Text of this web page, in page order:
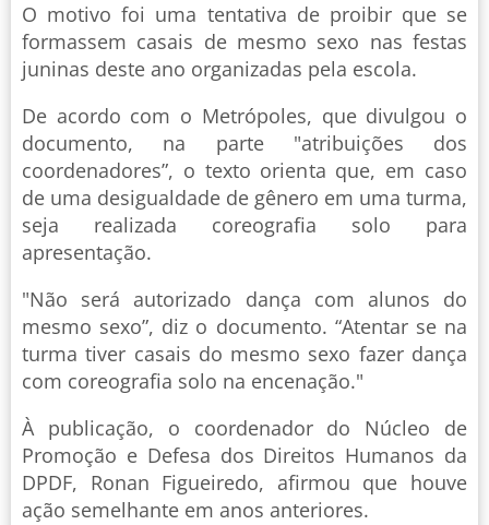
O motivo foi uma tentativa de proibir que se
formassem casais de mesmo sexo nas festas
juninas deste ano organizadas pela escola.
De acordo com o Metrópoles, que divulgou o
documento, na parte "atribuições dos
coordenadores”, o texto orienta que, em caso
de uma desigualdade de gênero em uma turma,
seja realizada coreografia solo para
apresentação.
"Não será autorizado dança com alunos do
mesmo sexo”, diz o documento. “Atentar se na
turma tiver casais do mesmo sexo fazer dança
com coreografia solo na encenação."
À publicação, o coordenador do Núcleo de
Promoção e Defesa dos Direitos Humanos da
DPDF, Ronan Figueiredo, afirmou que houve
ação semelhante em anos anteriores.